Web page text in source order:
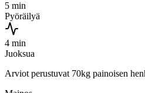
5 min
Pyöräilyä
4 min
Juoksua
Arviot perustuvat 70kg painoisen